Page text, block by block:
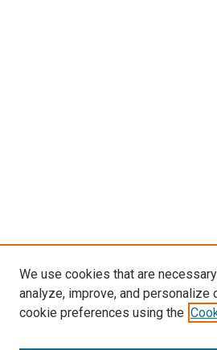
We use cookies that are
analyze, improve, and personalize
cookie preferences using the